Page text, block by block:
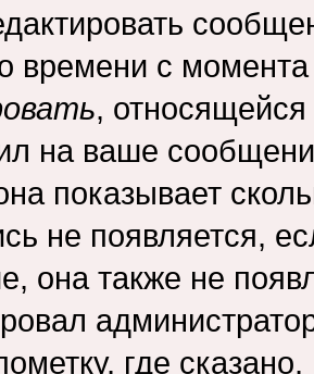
времени с
,
на ваше
показывает
не появляется,
она также не
где